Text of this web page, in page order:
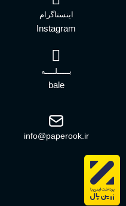
اینستاگرام
Instagram
بـــــلــــه
bale
info@paperook.ir